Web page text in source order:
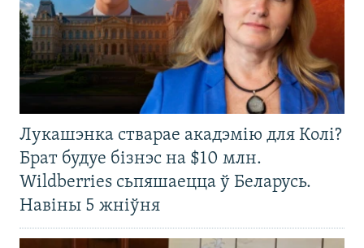
Лукашэнка стварае акадэмію для Колі?
Брат будуе бізнэс на $10 млн.
Wildberries сьпяшаецца ў Беларусь.
Навіны 5 жніўня